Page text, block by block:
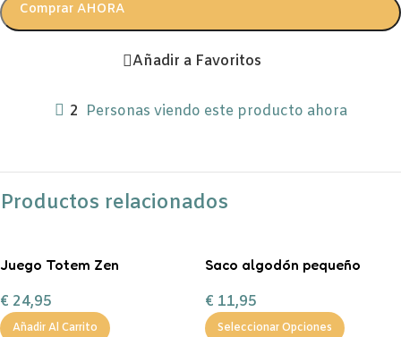
Comprar AHORA
Añadir a Favoritos
2 Personas viendo este producto ahora
Productos relacionados
Juego Totem Zen
€ 24,95
Añadir Al Carrito
Saco algodón pequeño
Magos”
€ 11,95
Seleccionar Opciones